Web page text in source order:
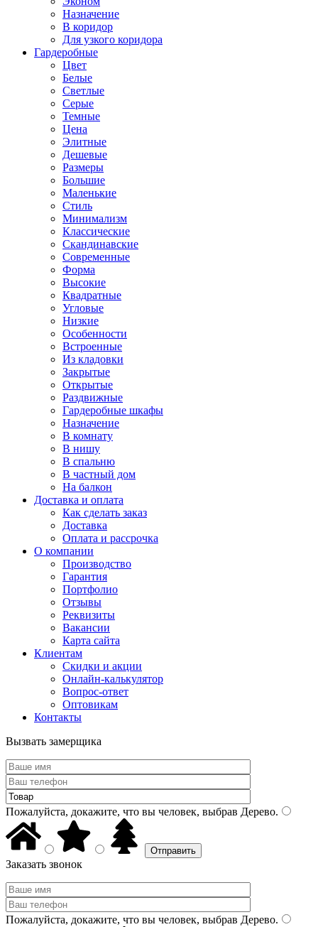
Назначение
В коридор
Для узкого коридора
Гардеробные
Цвет
Белые
Светлые
Серые
Темные
Цена
Элитные
Дешевые
Размеры
Большие
Маленькие
Стиль
Минимализм
Классические
Скандинавские
Современные
Форма
Высокие
Квадратные
Угловые
Низкие
Особенности
Встроенные
Из кладовки
Закрытые
Открытые
Раздвижные
Гардеробные шкафы
Назначение
В комнату
В нишу
В спальню
В частный дом
На балкон
Доставка и оплата
Как сделать заказ
Доставка
Оплата и рассрочка
О компании
Производство
Гарантия
Портфолио
Отзывы
Реквизиты
Вакансии
Карта сайта
Клиентам
Скидки и акции
Онлайн-калькулятор
Вопрос-ответ
Оптовикам
Контакты
Вызвать замерщика
Пожалуйста, докажите, что вы человек, выбрав Дерево.
Заказать звонок
Пожалуйста, докажите, что вы человек, выбрав Дерево.